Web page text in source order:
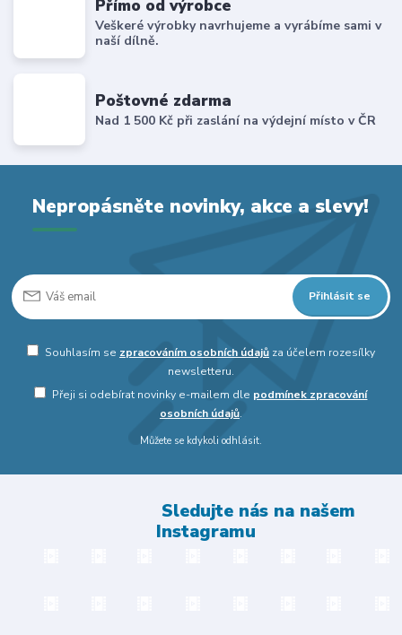
Přímo od výrobce
Veškeré výrobky navrhujeme a vyrábíme sami v
naší dílně.
Poštovné zdarma
Nad 1 500 Kč při zaslání na výdejní místo v ČR
Nepropásněte novinky, akce a slevy!
Přihlásit se
Souhlasím se zpracováním osobních údajůza účelem rozesílky
newsletteru.
Přeji si odebírat novinky e-mailem dle podmínek zpracování
osobních údajů.
Můžete se kdykoli odhlásit.
Sledujte nás na našem
Instagramu